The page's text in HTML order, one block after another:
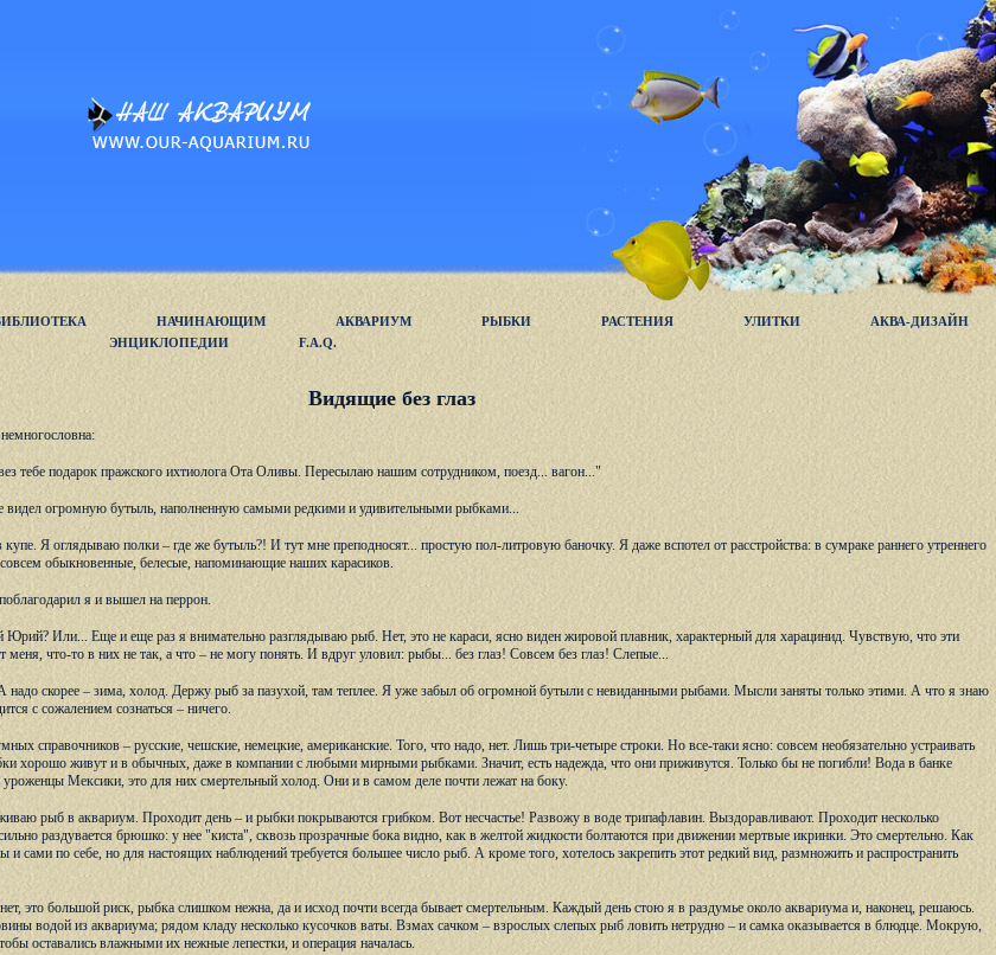
НАЧИНАЮЩИМ АКВАРИУМ РЫБКИ РАСТЕНИЯ УЛИТКИ
АКВА-ДИЗАЙН
ЭНЦИКЛОПЕДИИ
F.A.Q.
Видящие без глаз
тебе подарок пражского ихтиолога Ота Оливы. Пересылаю нашим сотрудником, поезд... вагон..."
видел огромную бутыль, наполненную самыми редкими и удивительными рыбками...
Я оглядываю полки – где же бутыль?! И тут мне преподносят... простую пол-литровую баночку. Я даже вспотел от расстройства: в сумраке раннего утреннего
совсем обыкновенные, белесые, напоминающие наших карасиков.
я и вышел на перрон.
Юрий? Или... Еще и еще раз я внимательно разглядываю рыб. Нет, это не караси, ясно виден жировой плавник, характерный для харацинид. Чувствую, что эти
меня, что-то в них не так, а что – не могу понять. И вдруг уловил: рыбы... без глаз! Совсем без глаз! Слепые...
надо скорее – зима, холод. Держу рыб за пазухой, там теплее. Я уже забыл об огромной бутыли с невиданными рыбами. Мысли заняты только этими. А что я знаю
с сожалением сознаться – ничего.
справочников – русские, чешские, немецкие, американские. Того, что надо, нет. Лишь три-четыре строки. Но все-таки ясно: совсем необязательно устраивать
хорошо живут и в обычных, даже в компании с любыми мирными рыбками. Значит, есть надежда, что они приживутся. Только бы не погибли! Вода в банке
Мексики, это для них смертельный холод. Они и в самом деле почти лежат на боку.
рыб в аквариум. Проходит день – и рыбки покрываются грибком. Вот несчастье! Развожу в воде трипафлавин. Выздоравливают. Проходит несколько
раздувается брюшко: у нее "киста", сквозь прозрачные бока видно, как в желтой жидкости болтаются при движении мертвые икринки. Это смертельно. Как
сами по себе, но для настоящих наблюдений требуется большее число рыб. А кроме того, хотелось закрепить этот редкий вид, размножить и распространить
это большой риск, рыбка слишком нежна, да и исход почти всегда бывает смертельным. Каждый день стою я в раздумье около аквариума и, наконец, решаюсь.
водой из аквариума; рядом кладу несколько кусочков ваты. Взмах сачком – взрослых слепых рыб ловить нетрудно – и самка оказывается в блюдце. Мокрую,
оставались влажными их нежные лепестки, и операция началась.